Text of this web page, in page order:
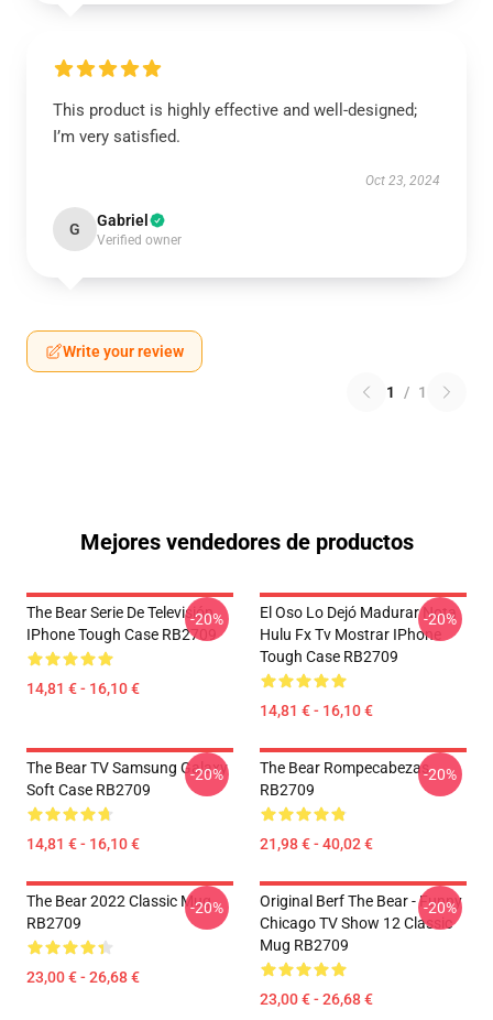
This product is highly effective and well-designed;
I’m very satisfied.
Oct 23, 2024
G Gabriel
Verified owner
Write your review
1 / 1
Mejores vendedores de productos
The Bear Serie De Televisión
IPhone Tough Case RB2709
14,81 € - 16,10 €
-20%
El Oso Lo Dejó Madurar Nota
Hulu Fx Tv Mostrar IPhone
Tough Case RB2709
14,81 € - 16,10 €
-20%
The Bear TV Samsung Galaxy
Soft Case RB2709
14,81 € - 16,10 €
-20%
The Bear Rompecabezas
RB2709
21,98 € - 40,02 €
-20%
The Bear 2022 Classic Mug
RB2709
23,00 € - 26,68 €
-20%
Original Berf The Bear - Funny
Chicago TV Show 12 Classic
Mug RB2709
23,00 € - 26,68 €
-20%